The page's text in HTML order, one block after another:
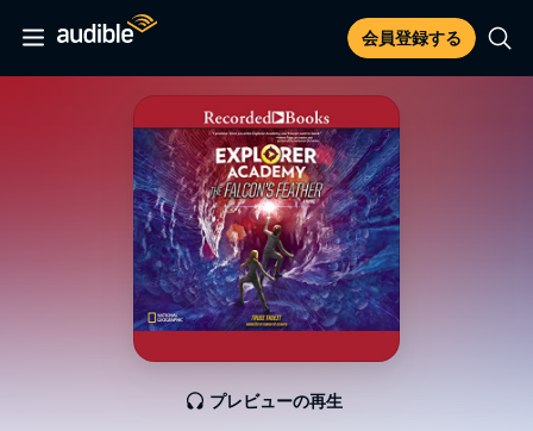
会員登録する
プレビューの再生